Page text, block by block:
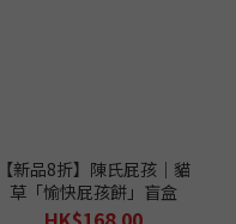
【新品8折】陳氏屁孩｜貓
草「愉快屁孩餅」盲盒